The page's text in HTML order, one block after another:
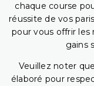
chaque course
réussite de vos
pour vous offrir les
gains
Veuillez noter
élaboré pour